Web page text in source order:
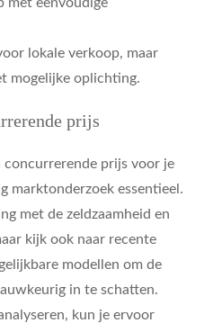
lokale verkoop, maar
mogelijke oplichting.
prijs
concurrerende prijs voor je
marktonderzoek essentieel.
met de zeldzaamheid en
kijk ook naar recente
modellen om de
in te schatten.
kun je ervoor